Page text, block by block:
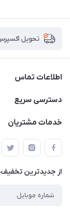
تحویل
اطلاعات تماس
09165044753
دسترسی سریع
حساب کاربری
لیست محصولات
درباره ما
خدمات مشتریان
قوانین و مقررات
حریم خصوصی
راهنما
از جدید‌ترین